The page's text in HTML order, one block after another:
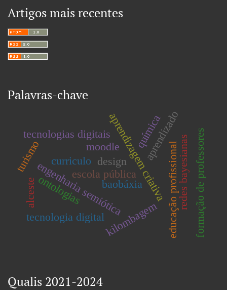
Artigos mais recentes
Palavras-chave
moodle
engenharia semióticaaprendizagem criativa
escola pública educação profissional
kilombagem
tecnologia digital
baobáxia
tecnologias digitais
design aprendizado
química
curriculo
ontologias redes bayesianasformação de professores
alceste
turismo
Qualis 2021-2024